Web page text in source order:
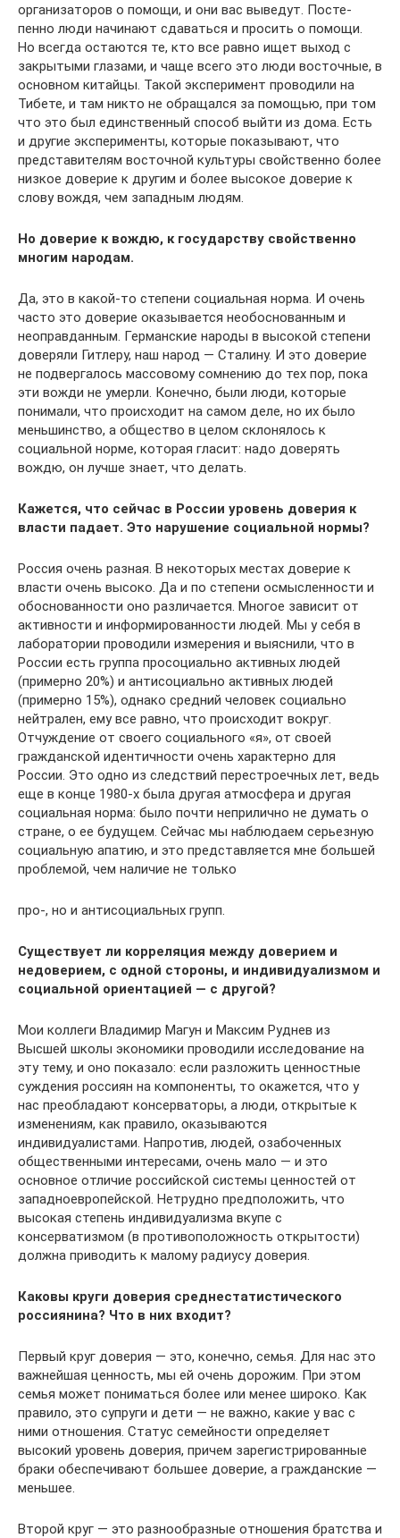
организаторов о помощи, и они вас выведут. Посте­
пенно люди начинают сдаваться и просить о помощи.
Но всегда остаются те, кто все равно ищет выход с
закрытыми глазами, и чаще всего это люди восточные, в
основном китайцы. Такой эксперимент проводили на
Тибете, и там никто не обращался за помощью, при том
что это был единственный способ выйти из дома. Есть
и другие эксперименты, которые показывают, что
представителям восточной культуры свойственно более
низкое доверие к другим и более высокое доверие к
слову вождя, чем западным людям.
Но доверие к вождю, к государству свойственно
многим народам.
Да, это в какой-то степени социальная норма. И очень
часто это доверие оказывается необоснованным и
неоправданным. Германские народы в высокой степени
доверяли Гитлеру, наш народ — Сталину. И это доверие
не подвергалось массовому сомнению до тех пор, пока
эти вожди не умерли. Конечно, были люди, которые
понимали, что происходит на самом деле, но их было
меньшинство, а общество в целом склонялось к
социальной норме, которая гласит: надо доверять
вождю, он лучше знает, что делать.
Кажется, что сейчас в России уровень доверия к
власти падает. Это нарушение социальной нормы?
Россия очень разная. В некоторых местах доверие к
власти очень высоко. Да и по степени осмысленности и
обоснованности оно различается. Многое зависит от
активности и информированности людей. Мы у себя в
лаборатории проводили измерения и выяснили, что в
России есть группа просоциально активных людей
(примерно 20%) и антисоциально активных людей
(примерно 15%), однако средний человек социально
нейтрален, ему все равно, что происходит вокруг.
Отчуждение от своего социального «я», от своей
гражданской идентичности очень характерно для
России. Это одно из следствий перестроечных лет, ведь
еще в конце 1980-х была другая атмосфера и другая
социальная норма: было почти неприлично не думать о
стране, о ее будущем. Сейчас мы наблюдаем серьезную
социальную апатию, и это представляется мне большей
проблемой, чем наличие не только
­­про-, но и антисоциальных групп.
Существует ли корреляция между доверием и
недоверием, с одной стороны, и индивидуализмом и
социальной ориентацией — с другой?
Мои коллеги Владимир Магун и Максим Руднев из
Высшей школы экономики проводили исследование на
эту тему, и оно показало: если разложить ценностные
суждения россиян на компоненты, то окажется, что у
нас преобладают консерваторы, а люди, открытые к
изменениям, как правило, оказываются
индивидуалистами. Напротив, людей, озабоченных
общественными интересами, очень мало — и это
основное отличие российской системы ценностей от
западноевропейской. Нетрудно предположить, что
высокая степень индивидуализма вкупе с
консерватизмом (в противоположность открытости)
должна приводить к малому радиусу доверия.
Каковы круги доверия среднестатистического
россиянина? Что в них входит?
Первый круг доверия — это, конечно, семья. Для нас это
важнейшая ценность, мы ей очень дорожим. При этом
семья может пониматься более или менее широко. Как
правило, это супруги и дети — не важно, какие у вас с
ними отношения. Статус семейности определяет
высокий уровень доверия, причем зарегистрированные
браки обеспечивают большее доверие, а гражданские —
меньшее.
Второй круг — это разнообразные отношения братства и